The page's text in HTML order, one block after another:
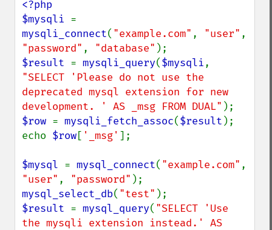
<?php
$mysqli
mysqli_connect( "example.com" , "user"
"password" , "database"
$result = mysqli_query($mysqli
"SELECT 'Please do not use the
deprecated mysql extension for new
development. ' AS _msg FROM DUAL"
$row = mysqli_fetch_assoc($result );
echo $row[ '_msg' ];
$mysql = mysql_connect( "example.com"
"user" , "password"
mysql_select_db( "test"
$result = mysql_query( "SELECT 'Use
the mysqli extension instead.' AS